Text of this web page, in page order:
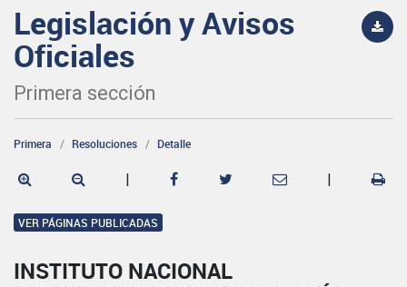
Legislación y Avisos
Oficiales
Primera sección
Primera Resoluciones Detalle
| |
VER PÁGINAS PUBLICADAS
INSTITUTO NACIONAL